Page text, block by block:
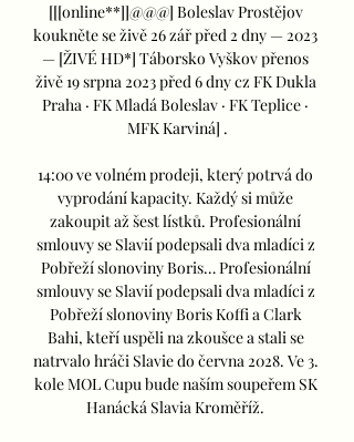
[[[online**]]@@@] Boleslav Prostějov
koukněte se živě 26 zář před 2 dny — 2023
— [ŽIVÉ HD*] Táborsko Vyškov přenos
živě 19 srpna 2023 před 6 dny cz FK Dukla
Praha · FK Mladá Boleslav · FK Teplice ·
MFK Karviná] .
14:00 ve volném prodeji, který potrvá do
vyprodání kapacity. Každý si může
zakoupit až šest lístků. Profesionální
smlouvy se Slavií podepsali dva mladíci z
Pobřeží slonoviny Boris… Profesionální
smlouvy se Slavií podepsali dva mladíci z
Pobřeží slonoviny Boris Koffi a Clark
Bahi, kteří uspěli na zkoušce a stali se
natrvalo hráči Slavie do června 2028. Ve 3.
kole MOL Cupu bude naším soupeřem SK
Hanácká Slavia Kroměříž.